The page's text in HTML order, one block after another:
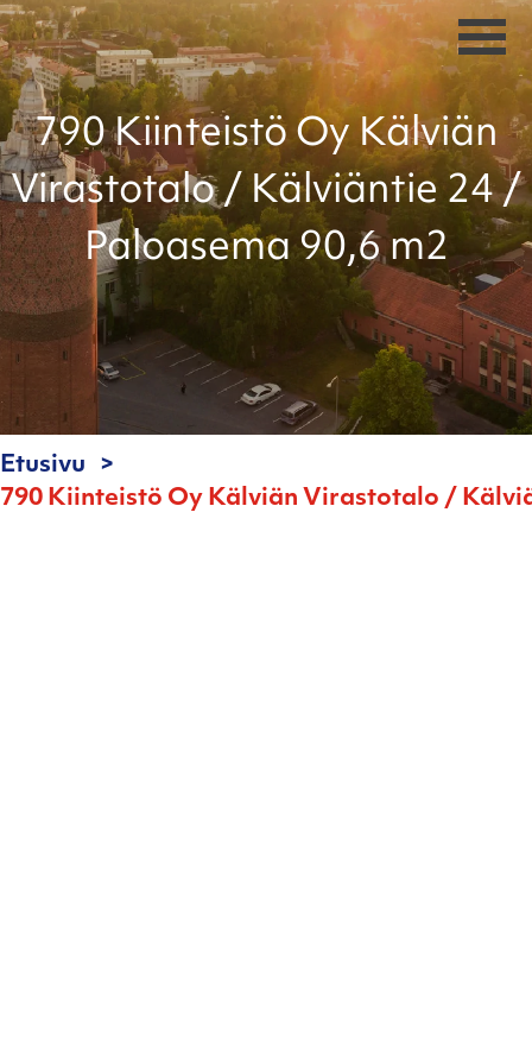
790 Kiinteistö Oy Kälviän
Virastotalo / Kälviäntie 24 /
Paloasema 90,6 m2
Etusivu
790 Kiinteistö Oy Kälviän Virastotalo /